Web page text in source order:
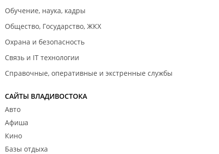
Обучение, наука, кадры
Общество, Государство, ЖКХ
Охрана и безопасность
Связь и IT технологии
Справочные, оперативные и экстренные службы
САЙТЫ ВЛАДИВОСТОКА
Авто
Афиша
Кино
Базы отдыха